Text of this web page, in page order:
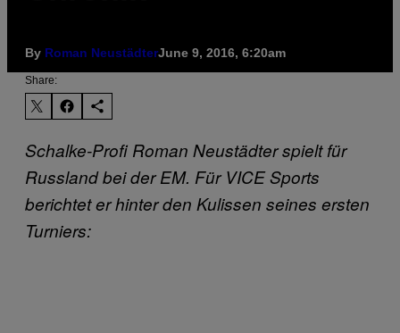
By Roman NeustädterJune 9, 2016, 6:20am
Share:
Schalke-Profi Roman Neustädter spielt für
Russland bei der EM. Für VICE Sports
berichtet er hinter den Kulissen seines ersten
Turniers: